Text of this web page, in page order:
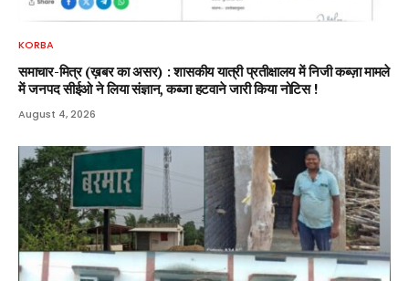
KORBA
समाचार-मित्र (ख़बर का असर) : शासकीय यात्री प्रतीक्षालय में निजी कब्ज़ा मामले
में जनपद सीईओ ने लिया संज्ञान, कब्जा हटवाने जारी किया नोटिस !
August 4, 2026